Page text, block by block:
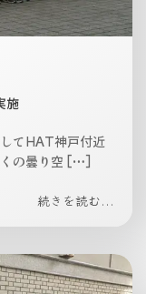
施
てHAT神戸付近
くの曇り空 […]
続きを読む...